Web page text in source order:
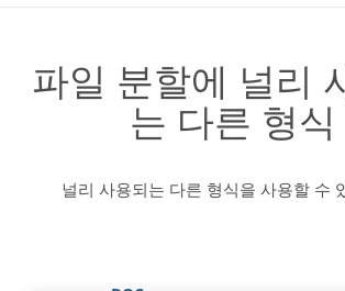
파일 분할에 널리
는 다른 형식
널리 사용되는 다른 형식을 사용할 수